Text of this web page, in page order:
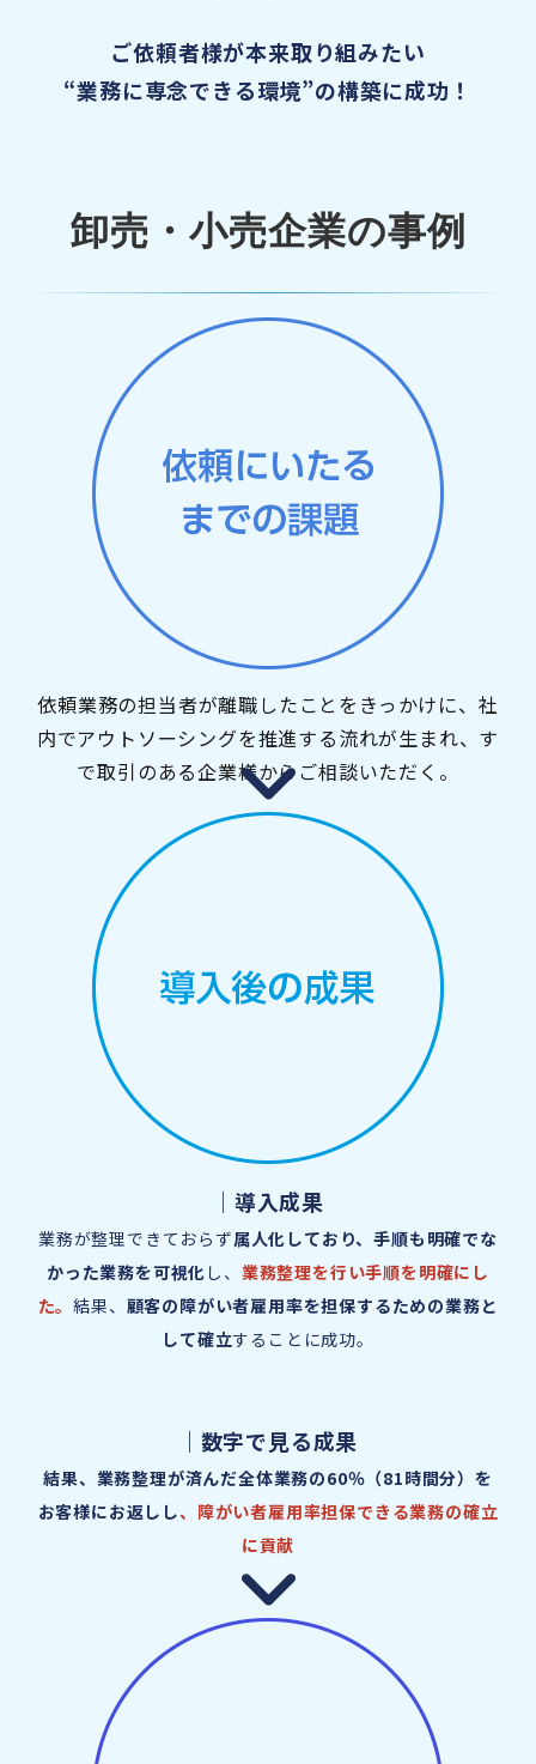
ご依頼者様が本来取り組みたい
“業務に専念できる環境”の構築に成功！
卸売・小売企業の事例
依頼業務の担当者が離職したことをきっかけに、社
内でアウトソーシングを推進する流れが生まれ、す
で取引のある企業様からご相談いただく。
｜導入成果
業務が整理できておらず属人化しており、手順も明確でな
かった業務を可視化 し、 業務整理を行い手順を明確にし
た。結果、 顧客の障がい者雇用率を担保するための業務と
して確立することに成功。
｜数字で見る成果
結果、業務整理が済んだ全体業務の60％（81時間分）を
お客様にお返しし、障がい者雇用率担保できる業務の確立
に貢献